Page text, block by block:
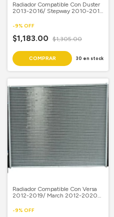
Radiador Compatible Con Duster
2013-2016/ Stepway 2010-2017
Aluminio Soldado Samui
-9% OFF
$1,183.00 $1,305.00
30 en stock
Radiador Compatible Con Versa
2012-2019/ March 2012-2020/
4/7X 20 Aluminio Soldado Samui
-9% OFF